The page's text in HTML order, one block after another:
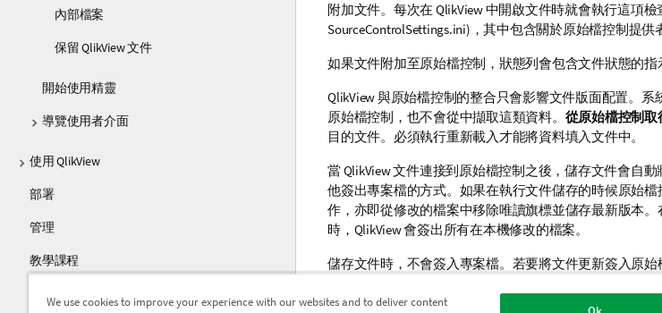
內部檔案
保留 QlikView 文件
開始使用精靈
導覽使用者介面
使用 QlikView
部署
管理
教學課程
附加文件。每次在 QlikView 中開啟文件時就會執行這項
SourceControlSettings.ini)，其中包含關於原始檔控制提供
如果文件附加至原始檔控制，狀態列會包含文件狀態的指
QlikView 與原始檔控制的整合只會影響文件版面配置。系
原始檔控制，也不會從中擷取這類資料。 從原始檔控制取
目的文件。必須執行重新載入才能將資料填入文件中。
當 QlikView 文件連接到原始檔控制之後，儲存文件會自
他簽出專案檔的方式。如果在執行文件儲存的時候原始
作，亦即從修改的檔案中移除唯讀旗標並儲存最新版本
時，QlikView 會簽出所有在本機修改的檔案。
儲存文件時，不會簽入專案檔。若要將文件更新簽入原始
目。使用 Microsoft TFS 時，單一 QlikView 簽入操作可產
個。因此，復原在 Microsoft TFS 中隨機選取的變更集並無
We use cookies to improve your experience with our websites and to deliver content